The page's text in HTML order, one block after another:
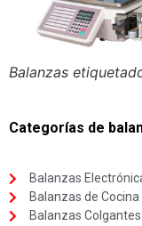
Balanzas
Categorías de
Balanzas
Balanzas de Cocina
Balanzas Colgantes